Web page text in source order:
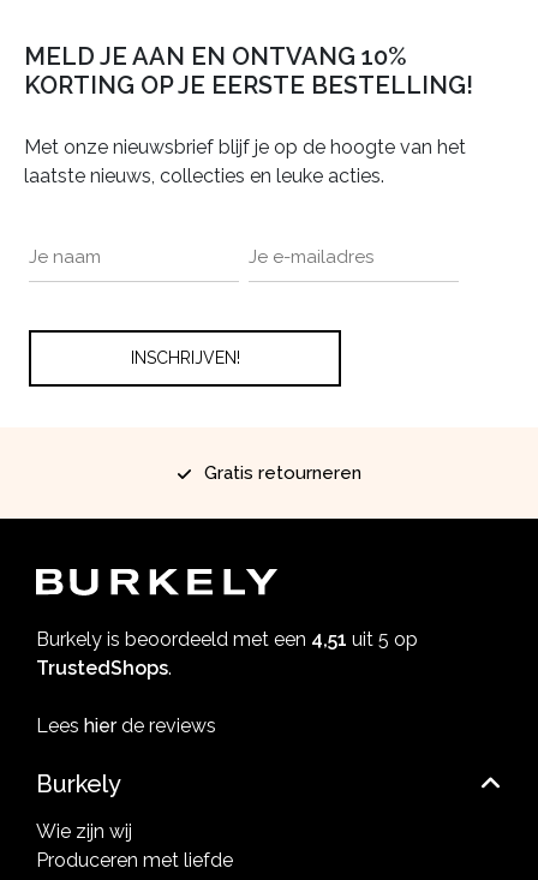
MELD JE AAN EN ONTVANG 10%
KORTING OP JE EERSTE BESTELLING!
Met onze nieuwsbrief blijf je op de hoogte van het
laatste nieuws, collecties en leuke acties.
Gratis retourneren
Burkely is beoordeeld met een 4,51 uit 5 op
TrustedShops.
Lees hierde reviews
Burkely
Wie zijn wij
Produceren met liefde